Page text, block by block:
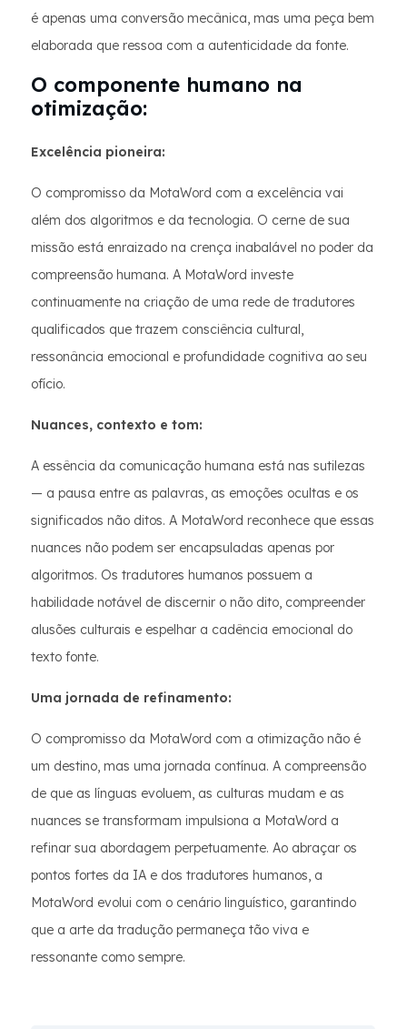
é apenas uma conversão mecânica, mas uma peça bem
elaborada que ressoa com a autenticidade da fonte.
O componente humano na
otimização:
Excelência pioneira:
O compromisso da MotaWord com a excelência vai
além dos algoritmos e da tecnologia. O cerne de sua
missão está enraizado na crença inabalável no poder da
compreensão humana. A MotaWord investe
continuamente na criação de uma rede de tradutores
qualificados que trazem consciência cultural,
ressonância emocional e profundidade cognitiva ao seu
ofício.
Nuances, contexto e tom:
A essência da comunicação humana está nas sutilezas
— a pausa entre as palavras, as emoções ocultas e os
significados não ditos. A MotaWord reconhece que essas
nuances não podem ser encapsuladas apenas por
algoritmos. Os tradutores humanos possuem a
habilidade notável de discernir o não dito, compreender
alusões culturais e espelhar a cadência emocional do
texto fonte.
Uma jornada de refinamento:
O compromisso da MotaWord com a otimização não é
um destino, mas uma jornada contínua. A compreensão
de que as línguas evoluem, as culturas mudam e as
nuances se transformam impulsiona a MotaWord a
refinar sua abordagem perpetuamente. Ao abraçar os
pontos fortes da IA e dos tradutores humanos, a
MotaWord evolui com o cenário linguístico, garantindo
que a arte da tradução permaneça tão viva e
ressonante como sempre.